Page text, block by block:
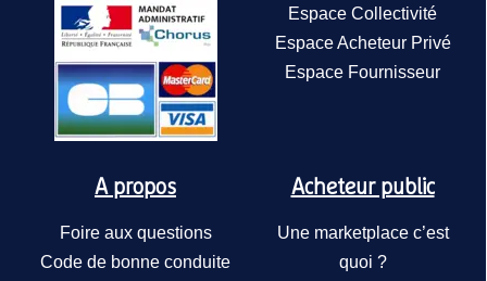
Espace Collectivité
Espace Acheteur Privé
Espace Fournisseur
A propos
Foire aux questions
Code de bonne conduite
Acheteur public
Une marketplace c’est
quoi ?